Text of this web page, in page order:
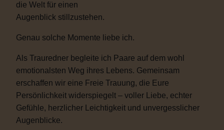
die Welt für einen
Augenblick stillzustehen.
Genau solche Momente liebe ich.
Als Trauredner begleite ich Paare auf dem wohl
emotionalsten Weg ihres Lebens. Gemeinsam
erschaffen wir eine Freie Trauung, die Eure
Persönlichkeit widerspiegelt – voller Liebe, echter
Gefühle, herzlicher Leichtigkeit und unvergesslicher
Augenblicke.